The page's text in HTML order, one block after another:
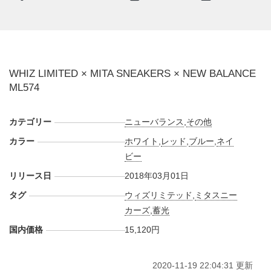
予定。価格は15,120円 (税込)。
・mita sneakers
・LUMP TOKYO / LUMP SENDAI / WHIZ LIMITED
AUTHOLIZED DEALER ※3/3販売
・ニューバランスオンラインショップ
WHIZ LIMITED × MITA SNEAKERS × NEW BALANCE
ML574
カテゴリー ニューバランス その他
カラー
ホワイト レッド ブルー ネイ
ビー
リリース日
2018年03月01日
タグ
ウィズリミテッド ミタスニー
カーズ ,蓄光
国内価格
15,120円
2020-11-19 22:04:31 更新